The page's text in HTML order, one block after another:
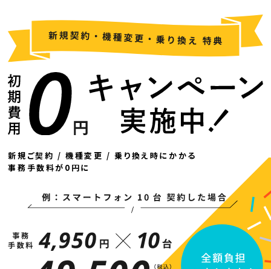
新規ご契約 / 機種変更 / 乗り換え時にかかる
事務手数料が0円に